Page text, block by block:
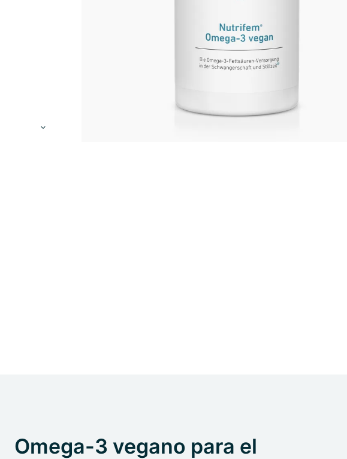
Omega-3 vegano para el